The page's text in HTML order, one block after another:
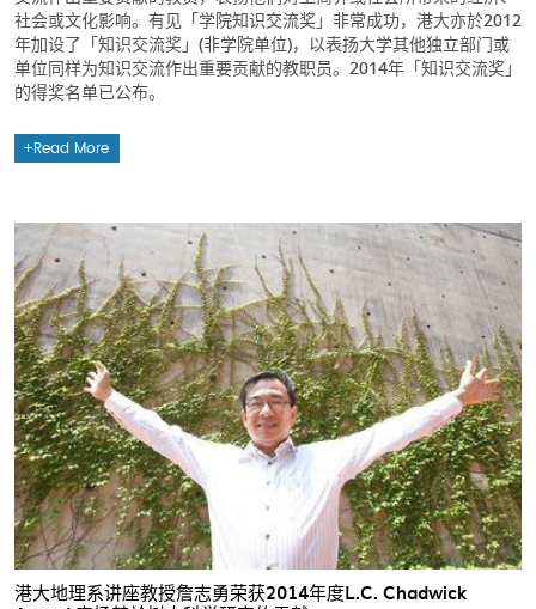
社会或文化影响。有见「学院知识交流奖」非常成功，港大亦於2012
年加设了「知识交流奖」(非学院单位)，以表扬大学其他独立部门或
单位同样为知识交流作出重要贡献的教职员。2014年「知识交流奖」
的得奖名单已公布。
Read More
港大地理系讲座教授詹志勇荣获2014年度L.C. Chadwick